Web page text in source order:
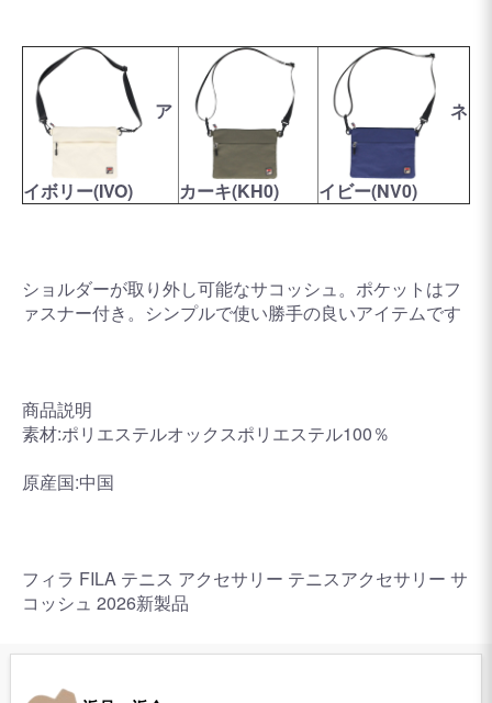
ア
イボリー(IVO) カーキ(KH0)
ネ
イビー(NV0)
ショルダーが取り外し可能なサコッシュ。ポケットはフ
ァスナー付き。シンプルで使い勝手の良いアイテムです
商品説明
素材:ポリエステルオックスポリエステル100％
原産国:中国
フィラ FILA テニス アクセサリー テニスアクセサリー サ
コッシュ 2026新製品